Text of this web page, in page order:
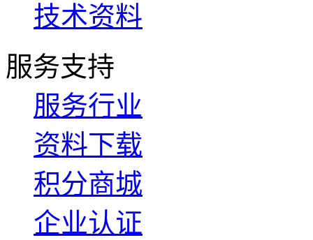
技术资料
服务支持
服务行业
资料下载
积分商城
企业认证